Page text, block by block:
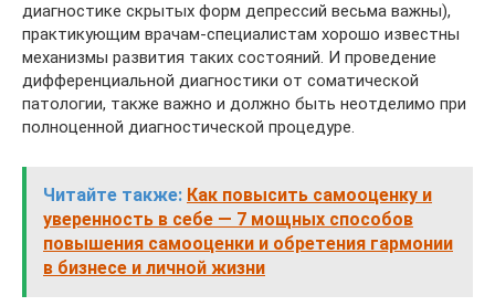
диагностике скрытых форм депрессий весьма важны),
практикующим врачам-специалистам хорошо известны
механизмы развития таких состояний. И проведение
дифференциальной диагностики от соматической
патологии, также важно и должно быть неотделимо при
полноценной диагностической процедуре.
Читайте также: Как повысить самооценку и
уверенность в себе — 7 мощных способов
повышения самооценки и обретения гармонии
в бизнесе и личной жизни